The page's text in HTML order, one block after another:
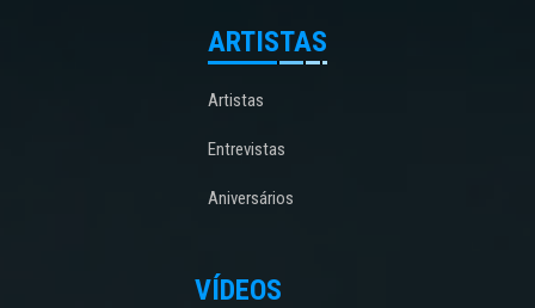
ARTISTAS
Artistas
Entrevistas
Aniversários
VÍDEOS